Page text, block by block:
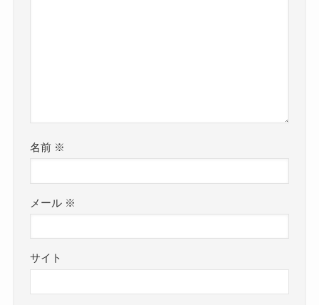
名前 ※
メール ※
サイト